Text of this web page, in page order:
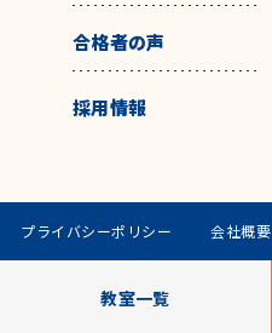
教室一覧
合格者の声
採用情報
プライバシーポリシー 会社概要